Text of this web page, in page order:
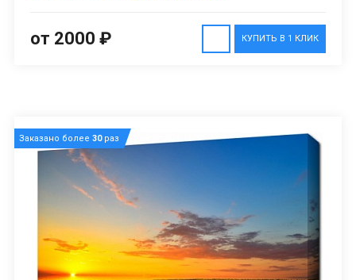
КУПИТЬ В 1 КЛИК
от 2000 ₽
Заказано более 30раз